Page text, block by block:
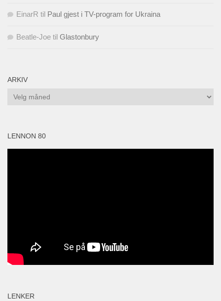
EinarR til Paul gjest i TV-program for Ukraina
Beatle-Joe til Glastonbury
ARKIV
Arkiv
LENNON 80
LENKER